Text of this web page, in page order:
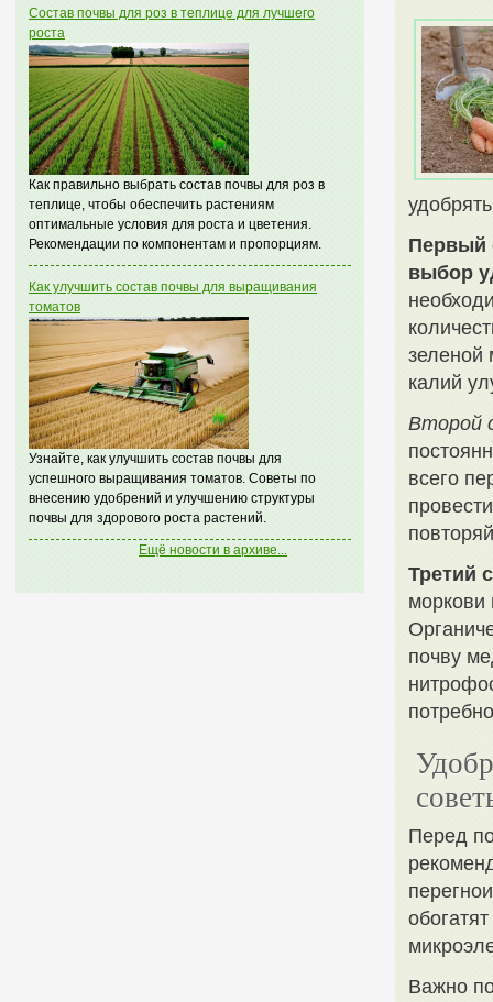
Состав почвы для роз в теплице для лучшего
роста
Как правильно выбрать состав почвы для роз в
теплице, чтобы обеспечить растениям
оптимальные условия для роста и цветения.
Рекомендации по компонентам и пропорциям.
Как улучшить состав почвы для выращивания
томатов
Узнайте, как улучшить состав почвы для
успешного выращивания томатов. Советы по
внесению удобрений и улучшению структуры
почвы для здорового роста растений.
Ещё новости в архиве...
Первый
выбор
зеленой
калий
Второй
всего
Третий
моркови
почву
Перед
Важно